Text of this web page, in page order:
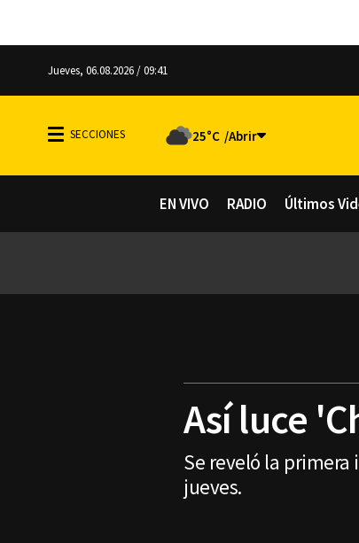
Jueves, 06.08.2026 / 09:41
25°C
EN VIVO RADIO Últimos
Así luce
Se reveló la
jueves.